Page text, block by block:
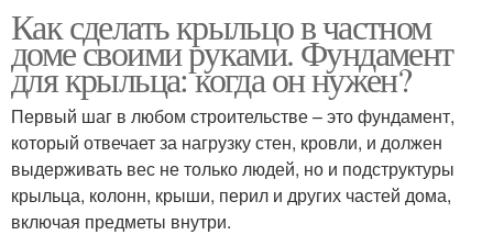
Как сделать крыльцо в частном
доме своими руками. Фундамент
для крыльца: когда он нужен?
Первый шаг в любом строительстве – это фундамент,
который отвечает за нагрузку стен, кровли, и должен
выдерживать вес не только людей, но и подструктуры
крыльца, колонн, крыши, перил и других частей дома,
включая предметы внутри.